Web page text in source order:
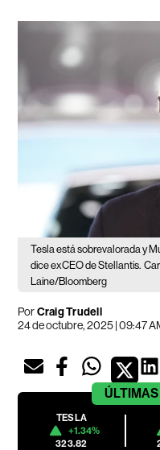
Tesla está sobrevalorada y
dice exCEO de Stellantis.
Laine/Bloomberg
PorCraig Trudell
24 de octubre, 2025 | 09:47
ÚLTIMAS
TESLA
+1.34%
323.82